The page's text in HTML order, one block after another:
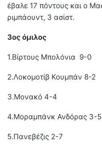
έβαλε 17 πόντους και ο
ριμπάουντ, 3 ασίστ.
3ος όμιλος
1.Βίρτους Μπολόνια 9-0
2.Λοκομοτίβ Κουμπάν 8-2
3.Μονακό 4-4
4.Μοραμπάνκ Ανδόρας 3-5
5.Πανεβέζις 2-7